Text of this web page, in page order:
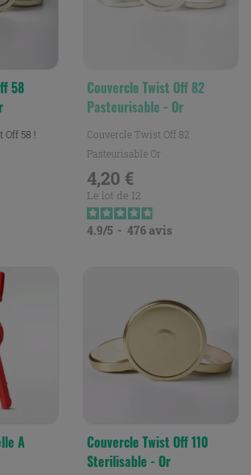
58
Off 58 !
Couvercle Twist Off 82
Pasteurisable - Or
Couvercle Twist Off 82
Pasteurisable Or
Prix
4,20 €
Le lot de 12
4.9/5 - 476avis
A
Couvercle Twist Off 110
Sterilisable - Or